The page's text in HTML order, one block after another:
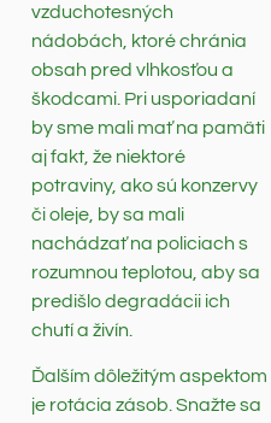
vzduchotesných
nádobách, ktoré chránia
obsah pred vlhkosťou a
škodcami. Pri usporiadaní
by sme mali mať na pamäti
aj fakt, že niektoré
potraviny, ako sú konzervy
či oleje, by sa mali
nachádzať na policiach s
rozumnou teplotou, aby sa
predišlo degradácii ich
chutí a živín.
Ďalším dôležitým aspektom
je rotácia zásob. Snažte sa